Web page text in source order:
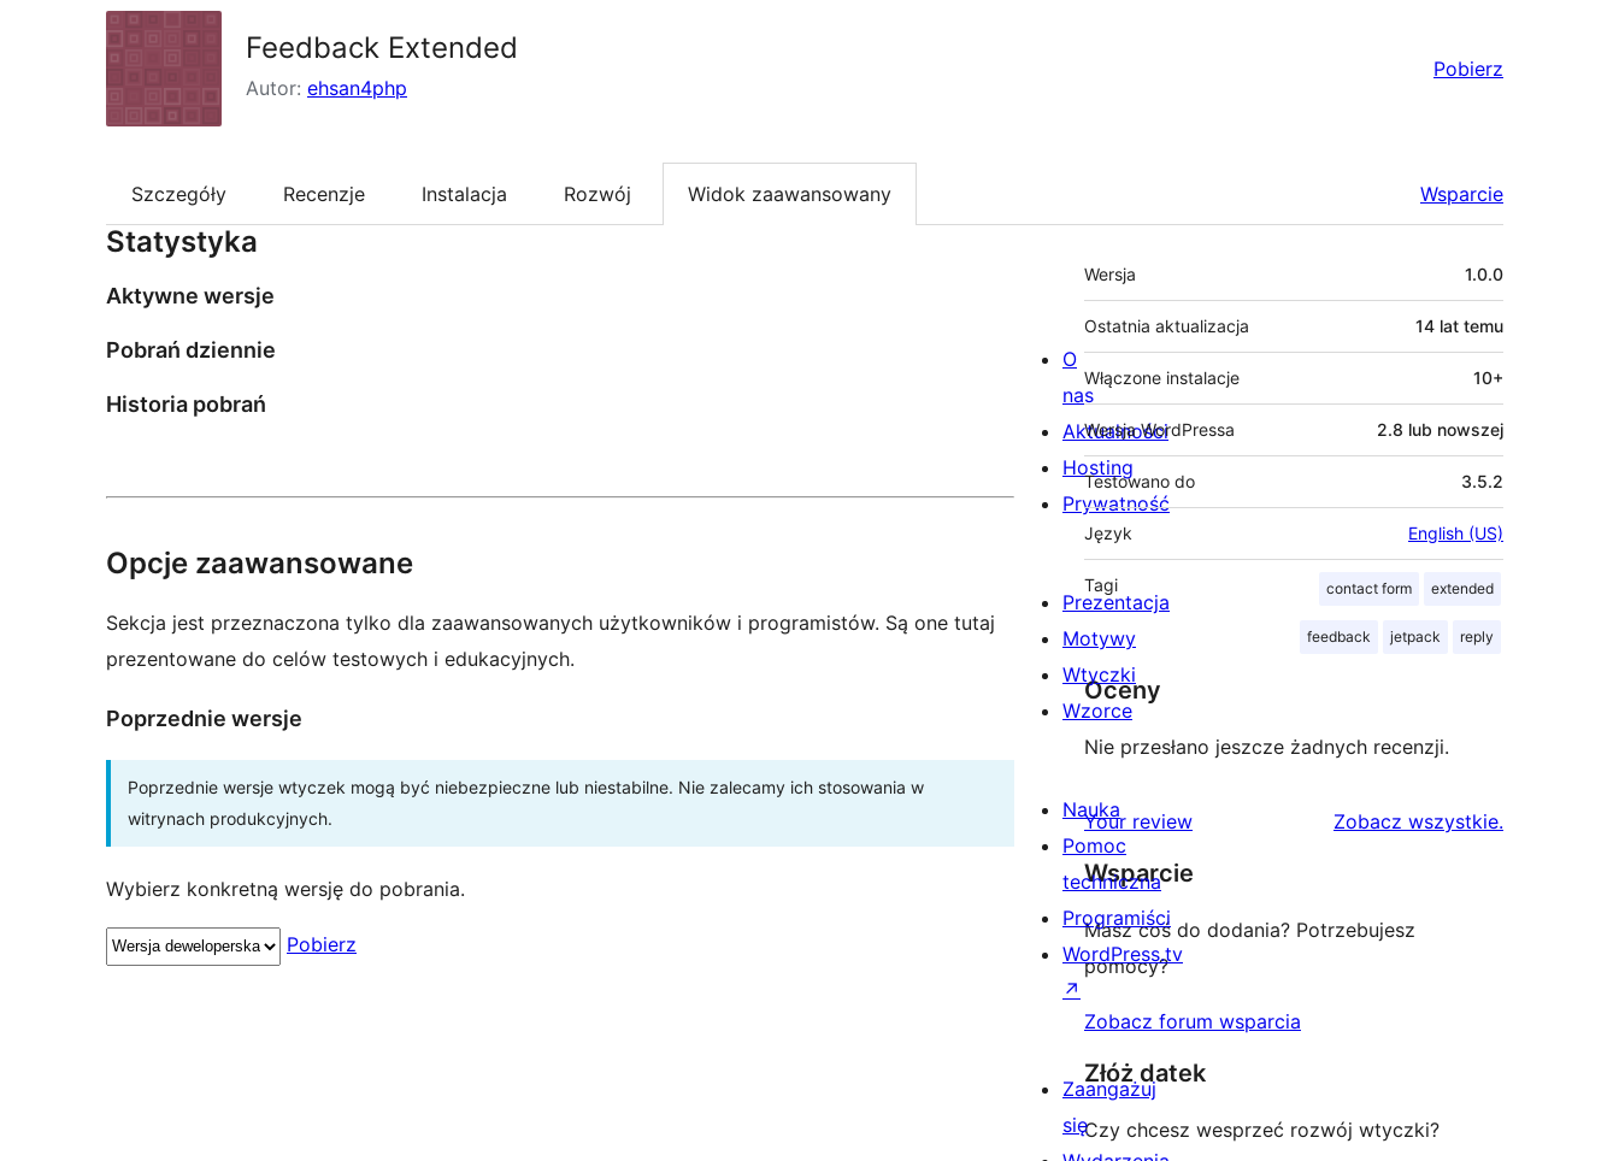
Feedback Extended
Autor: ehsan4php
Pobierz
Szczegóły Recenzje Instalacja Rozwój Widok zaawansowany Wsparcie
Statystyka
Aktywne wersje
Pobrań dziennie
Historia pobrań
Opcje zaawansowane
Sekcja jest przeznaczona tylko dla zaawansowanych użytkowników i programistów. Są one tutaj
prezentowane do celów testowych i edukacyjnych.
Poprzednie wersje
Poprzednie wersje wtyczek mogą być niebezpieczne lub niestabilne. Nie zalecamy ich stosowania w
witrynach produkcyjnych.
Wybierz konkretną wersję do pobrania.
Pobierz
Meta
Wersja 1.0.0
Ostatnia aktualizacja 14 lat temu
Włączone instalacje 10+
Wersja WordPressa 2.8 lub nowszej
Testowano do 3.5.2
Język English (US)
Tagi contact form extended
feedback jetpack reply
Oceny
Nie przesłano jeszcze żadnych recenzji.
Your review Zobacz wszystkierecenzje
.
Wsparcie
Masz coś do dodania? Potrzebujesz
pomocy?
Zobacz forum wsparcia
Złóż datek
Czy chcesz wesprzeć rozwój wtyczki?
O
nas
Aktualności
Hosting
Prywatność
Prezentacja
Motywy
Wtyczki
Wzorce
Nauka
Pomoc
techniczna
Programiści
WordPress.tv
↗
Zaangażuj
się